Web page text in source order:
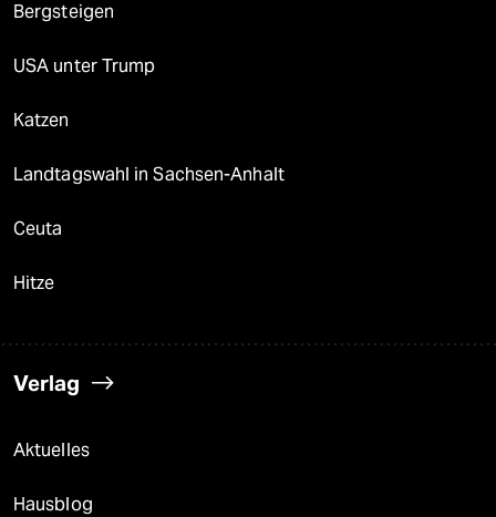
Bergsteigen
USA unter Trump
Katzen
Landtagswahl in Sachsen-Anhalt
Ceuta
Hitze
Verlag
Aktuelles
Hausblog